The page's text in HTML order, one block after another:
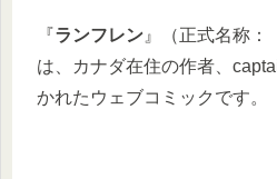
​『ランフレン 』（正式名称：
は、カナダ在住の作者、
かれたウェブコミックです。​